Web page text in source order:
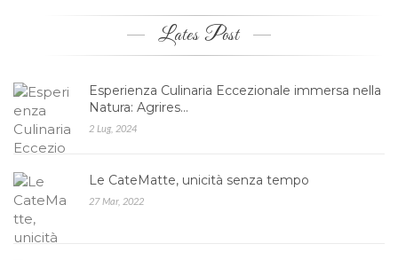
Lates Post
Esperienza Culinaria Eccezionale immersa nella
Natura: Agrires…
2 Lug, 2024
Le CateMatte, unicità senza tempo
27 Mar, 2022